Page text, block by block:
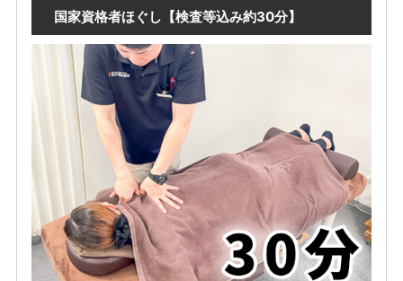
国家資格者ほぐし【検査等込み約30分】